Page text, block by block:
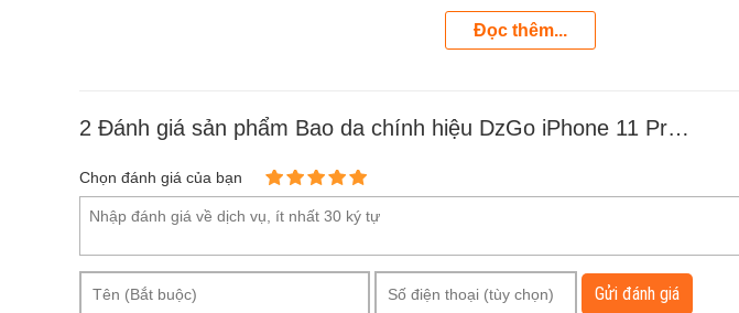
Đọc thêm...
2 Đánh giá sản phẩm Bao da chính hiệu DzGo iPhone 11 Pro Max - Tuyệt Đẹp - Có khe bỏ thẻ
Chọn đánh giá của bạn
Gửi đánh giá